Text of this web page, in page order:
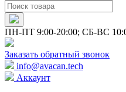
ПН-ПТ 9:00-20:00; СБ-ВС
Заказать обратный звонок
info@avacan.tech
Аккаунт